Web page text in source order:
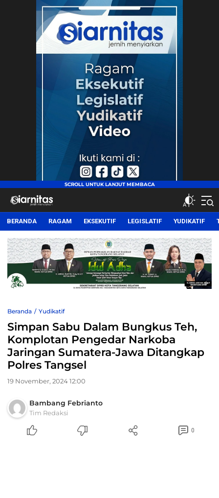
siarnitas
Jernih Menyiarkan
BERANDA RAGAM EKSEKUTIF LEGISLATIF YUDIKATIF
Beranda Yudikatif
Simpan Sabu Dalam Bungkus Teh,
Komplotan Pengedar Narkoba
Jaringan Sumatera-Jawa Ditangkap
Polres Tangsel
19 November, 2024 12:00
Bambang Febrianto
Tim Redaksi
0